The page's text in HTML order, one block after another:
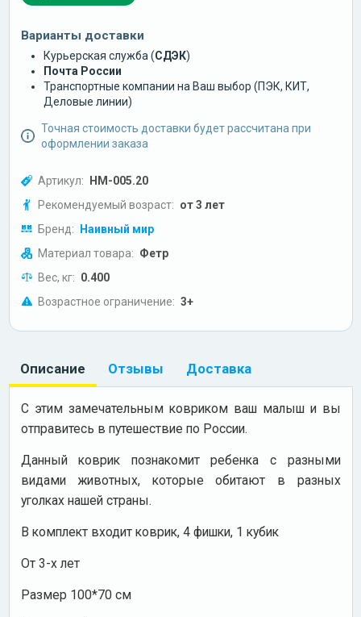
Варианты доставки
Курьерская служба (СДЭК)
Почта России
Транспортные компании на Ваш выбор (ПЭК, КИТ,
Деловые линии)
Точная стоимость доставки будет рассчитана при
оформлении заказа
Артикул: НМ-005.20
Рекомендуемый возраст: от 3 лет
Бренд: Наивный мир
Материал товара: Фетр
Вес, кг: 0.400
Возрастное ограничение: 3+
Описание Отзывы Доставка
С этим замечательным ковриком ваш малыш и вы
отправитесь в путешествие по России.
Данный коврик познакомит ребенка с разными
видами животных, которые обитают в разных
уголках нашей страны.
В комплект входит коврик, 4 фишки, 1 кубик
От 3-х лет
Размер 100*70 см